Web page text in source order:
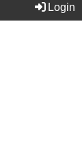
Login